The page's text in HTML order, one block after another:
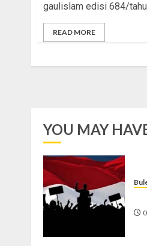
gaulislam edisi 684/
READ MORE
YOU MAY